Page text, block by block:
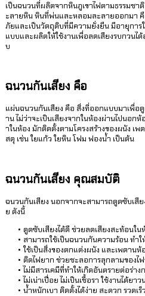
เป็นฉนวนที่ผลิตจากหินภูเขาไฟตามธรรมชา
ะลายหิน หินที่พ่นและหลอมละลายออกมา
ภัยและเป็นวัตถุดิบที่มีความยั่งยืน มีอายุการ
แบบและผลิตให้ใช้งานเพื่อลดเสียงรบกวนไ
บ
ฉนวนกันเสียง คือ
แผ่นฉนวนกันเสียง คือ สิ่งที่ออกแบบมาเพื่อดู
าน ไม่ว่าจะเป็นเสียงจากในห้องผ่านไปนอก
าในห้อง มักติดตั้งตามโครงสร้างของผนัง เ
สดุ เช่น ใยแก้ว ใยหิน โฟม ฟองน้ำ เป็นต้น
ฉนวนกันเสียง คุณสมบัติ
ฉนวนกันเสียง นอกจากจะสามารถดูดซับเ
ย ดังนี้
ดูดซับเสียงได้ดี ช่วยลดเสียงสะท้อนใน
สามารถใช้เป็นฉนวนกันความร้อน ทำใ
ใช้เป็นสิ่งของตกแต่งผนัง และเพดานห้
ติดไฟยาก ช่วยชะลอการลุกลามของไ
ไม่มีสารเคมีที่ทำให้เกิดอันตรายต่อร่า
ไม่เน่าเปื่อย ไม่เป็นเชื้อรา ใช้งานได้ยาว
น้ำหนักเบา ติดตั้งได้ง่าย สะดวก รวดเร็ว